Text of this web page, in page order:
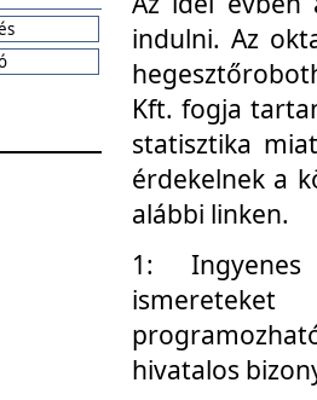
indulni. Az
Kft. fogja
statisztika
érdekelnek a
alábbi linken.
1: Ingyenes
hivatalos